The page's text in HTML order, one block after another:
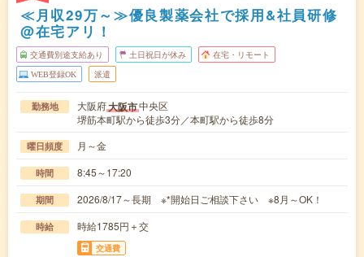
≪月収29万～≫優良製薬会社で採用&社員研修
@在宅アリ！
交通費別途支給あり 土日祝日が休み 在宅・リモート
WEB登録OK 派遣
勤務地 大阪府大阪市中央区
堺筋本町駅から徒歩3分／本町駅から徒歩8分
曜日頻度 月～金
時間 8:45～17:20
期間 2026/8/17～長期 ※*開始日ご相談下さい ※8月～OK！
時給 時給1785円＋交
交通費